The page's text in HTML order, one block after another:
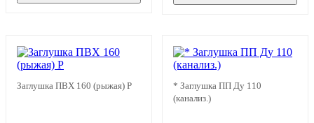
Заглушка ПВХ 160 (рыжая) Р
* Заглушка ПП Ду 110
(канализ.)